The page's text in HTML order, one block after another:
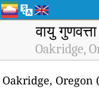
वायु
Oakridge,
Oakridge, Oregon